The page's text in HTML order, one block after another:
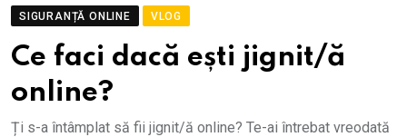
SIGURANȚĂ ONLINE VLOG
Ce faci dacă ești jignit/ă
online?
Ți s-a întâmplat să fii jignit/ă online? Te-ai întrebat vreodată